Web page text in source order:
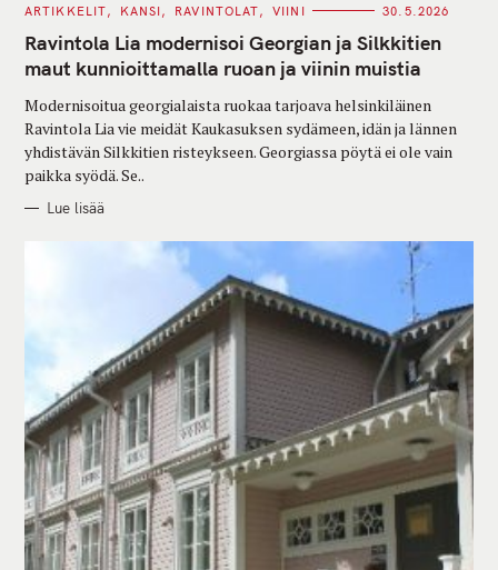
C
T
E
G
O
I
E
S
ARTIKKELIT KANSI RAVINTOLAT VIINI 30.5.2026
Ravintola Lia modernisoi Georgian ja Silkkitien
maut kunnioittamalla ruoan ja viinin muistia
Modernisoitua georgialaista ruokaa tarjoava helsinkiläinen
Ravintola Lia vie meidät Kaukasuksen sydämeen, idän ja lännen
yhdistävän Silkkitien risteykseen. Georgiassa pöytä ei ole vain
paikka syödä. Se..
Lue lisää